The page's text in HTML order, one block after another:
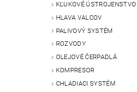
KĽUKOVÉ ÚSTROJENSTVO
HLAVA VALCOV
PALIVOVÝ SYSTÉM
ROZVODY
OLEJOVÉ ČERPADLÁ
KOMPRESOR
CHLADIACI SYSTÉM